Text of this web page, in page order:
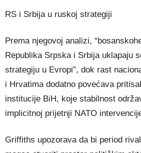
RS i Srbija u ruskoj strategiji
Prema njegovoj analizi,
Republika Srpska i Srbija uklapaju
strategiju u Evropi”, dok rast
i Hrvatima dodatno povećava
institucije BiH, koje stabilnost
implicitnoj prijetnji NATO
Griffiths upozorava da bi period